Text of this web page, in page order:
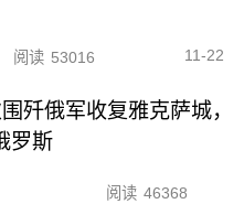
阅读 53016 11-22
歼俄军收复雅克萨城，
罗斯
阅读 46368